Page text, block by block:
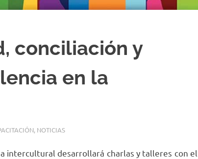
conciliación y
en la
, NOTICIAS
intercultural desarrollará charlas y talleres con el